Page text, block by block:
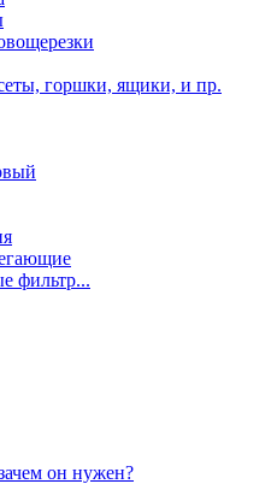
горшки, ящики, и пр.
фильтр...
он нужен?